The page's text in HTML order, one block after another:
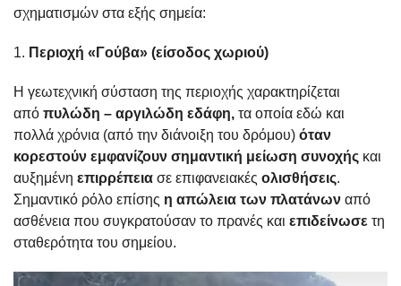
σχηματισμών στα εξής σημεία:
1. Περιοχή «Γούβα» (είσοδος χωριού)
Η γεωτεχνική σύσταση της περιοχής χαρακτηρίζεται
από πυλώδη – αργιλώδη εδάφη, τα οποία εδώ και
πολλά χρόνια (από την διάνοιξη του δρόμου) όταν
κορεστούν εμφανίζουν σημαντική μείωση συνοχής και
αυξημένη επιρρέπεια σε επιφανειακές ολισθήσεις.
Σημαντικό ρόλο επίσης η απώλεια των πλατάνων από
ασθένεια που συγκρατούσαν το πρανές και επιδείνωσε τη
σταθερότητα του σημείου.